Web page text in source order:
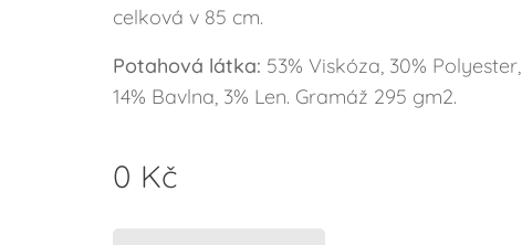
celková v 85 cm.
Potahová látka: 53% Viskóza, 30% Polyester,
14% Bavlna, 3% Len. Gramáž 295 gm2.
0 Kč